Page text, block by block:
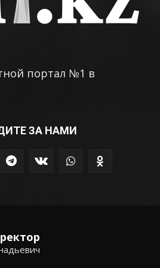
портал №1 в
ЗА НАМИ